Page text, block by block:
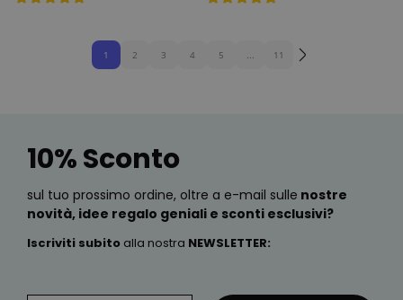
1 2 3 4 5 ... 11
10% Sconto
sul tuo prossimo ordine, oltre a e-mail sulle nostre
novità, idee regalo geniali e sconti esclusivi?
Iscriviti subito alla nostra NEWSLETTER: